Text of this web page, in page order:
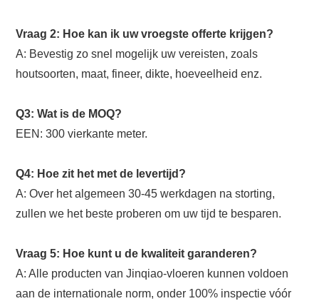
Vraag 2: Hoe kan ik uw vroegste offerte krijgen?
A: Bevestig zo snel mogelijk uw vereisten, zoals
houtsoorten, maat, fineer, dikte, hoeveelheid enz.
Q3: Wat is de MOQ?
EEN: 300 vierkante meter.
Q4: Hoe zit het met de levertijd?
A: Over het algemeen 30-45 werkdagen na storting,
zullen we het beste proberen om uw tijd te besparen.
Vraag 5: Hoe kunt u de kwaliteit garanderen?
A: Alle producten van Jinqiao-vloeren kunnen voldoen
aan de internationale norm, onder 100% inspectie vóór